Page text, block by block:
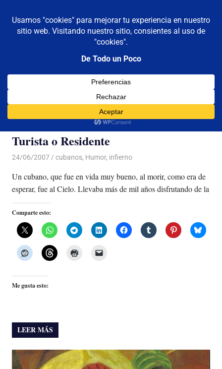
contenido
De todo un poco
Reflexiones,
Viajes
MENÚ
Categoría:cubanos
Turista o Residente
24/06/2007 Luis Castellanos
cubanos, Humor, infierno
Un cubano, que fue en vida muy bueno, al morir, como era de
esperar, fue al Cielo. Llevaba más de mil años disfrutando de la
Comparte esto:
Me gusta esto:
LEER MÁS